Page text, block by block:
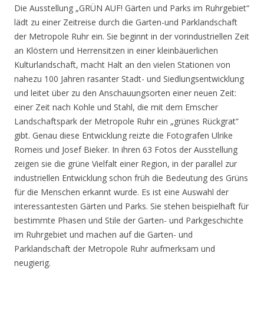
Die Ausstellung „GRÜN AUF! Gärten und Parks im Ruhrgebiet“
lädt zu einer Zeitreise durch die Garten-und Parklandschaft
der Metropole Ruhr ein. Sie beginnt in der vorindustriellen Zeit
an Klöstern und Herrensitzen in einer kleinbäuerlichen
Kulturlandschaft, macht Halt an den vielen Stationen von
nahezu 100 Jahren rasanter Stadt- und Siedlungsentwicklung
und leitet über zu den Anschauungsorten einer neuen Zeit:
einer Zeit nach Kohle und Stahl, die mit dem Emscher
Landschaftspark der Metropole Ruhr ein „grünes Rückgrat“
gibt. Genau diese Entwicklung reizte die Fotografen Ulrike
Romeis und Josef Bieker. In ihren 63 Fotos der Ausstellung
zeigen sie die grüne Vielfalt einer Region, in der parallel zur
industriellen Entwicklung schon früh die Bedeutung des Grüns
für die Menschen erkannt wurde. Es ist eine Auswahl der
interessantesten Gärten und Parks. Sie stehen beispielhaft für
bestimmte Phasen und Stile der Garten- und Parkgeschichte
im Ruhrgebiet und machen auf die Garten- und
Parklandschaft der Metropole Ruhr aufmerksam und
neugierig.